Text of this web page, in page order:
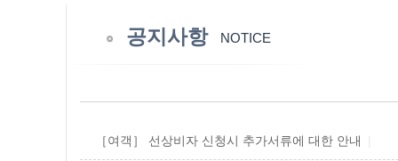
공지사항 NOTICE
［여객］ 선상비자 신청시 추가서류에 대한 안내